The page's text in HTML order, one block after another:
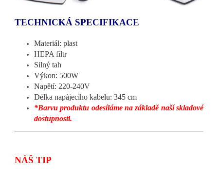
TECHNICKÁ SPECIFIKACE
Materiál: plast
HEPA filtr
Silný tah
Výkon: 500W
Napětí: 220-240V
Délka napájecího kabelu: 345 cm
*Barvu produktu odesíláme na základě naší skladové
dostupnosti.
NÁŠ TIP